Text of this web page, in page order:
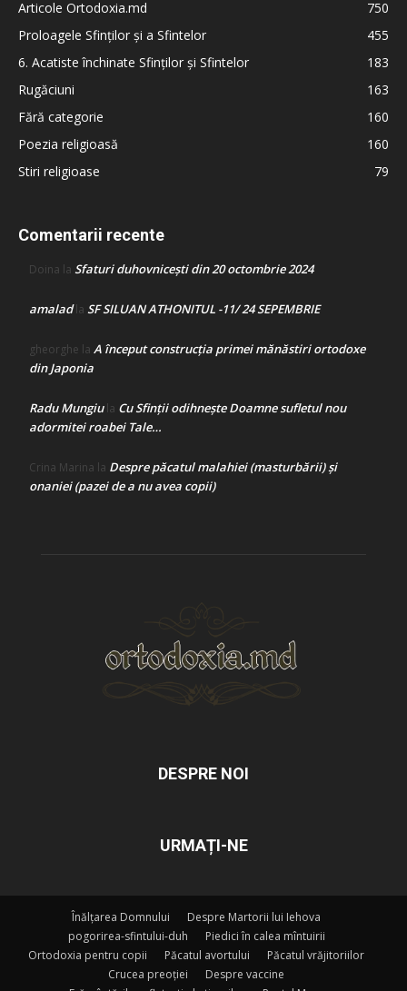
Articole Ortodoxia.md
750
Proloagele Sfinților și a Sfintelor
455
6. Acatiste închinate Sfinților și Sfintelor
183
Rugăciuni
163
Fără categorie
160
Poezia religioasă
160
Stiri religioase
79
Comentarii recente
Doina la Sfaturi duhovnicești din 20 octombrie 2024
amaladla SF SILUAN ATHONITUL -11/ 24 SEPEMBRIE
gheorghe la A început construcţia primei mănăstiri ortodoxe
din Japonia
Radu Mungiula Cu Sfinții odihnește Doamne sufletul nou
adormitei roabei Tale…
Crina Marina la Despre păcatul malahiei (masturbării) şi
onaniei (pazei de a nu avea copii)
DESPRE NOI
URMAȚI-NE
Înălțarea Domnului
Despre Martorii lui Iehova
pogorirea-sfintului-duh
Piedici în calea mîntuirii
Ortodoxia pentru copii
Păcatul avortului
Păcatul vrăjitoriilor
Crucea preoției
Despre vaccine